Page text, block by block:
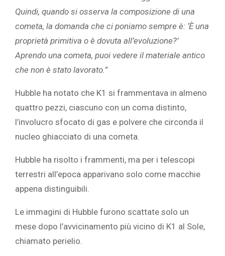
Quindi, quando si osserva la composizione di una
cometa, la domanda che ci poniamo sempre è: ‘È una
proprietà primitiva o è dovuta all’evoluzione?’
Aprendo una cometa, puoi vedere il materiale antico
che non è stato lavorato.”
Hubble ha notato che K1 si frammentava in almeno
quattro pezzi, ciascuno con un coma distinto,
l’involucro sfocato di gas e polvere che circonda il
nucleo ghiacciato di una cometa.
Hubble ha risolto i frammenti, ma per i telescopi
terrestri all’epoca apparivano solo come macchie
appena distinguibili.
Le immagini di Hubble furono scattate solo un
mese dopo l’avvicinamento più vicino di K1 al Sole,
chiamato perielio.